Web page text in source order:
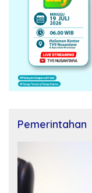
Pemerintahan